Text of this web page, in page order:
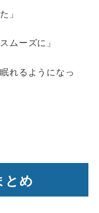
」
ムーズに」
れるようになっ
とめ